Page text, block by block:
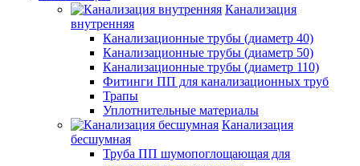
Канализация
внутренняя
Канализационные трубы (диаметр 40)
Канализационные трубы (диаметр 50)
Канализационные трубы (диаметр 110)
Фитинги ПП для канализационных труб
Трапы
Уплотнительные материалы
Канализация
бесшумная
Труба ПП шумопоглощающая для